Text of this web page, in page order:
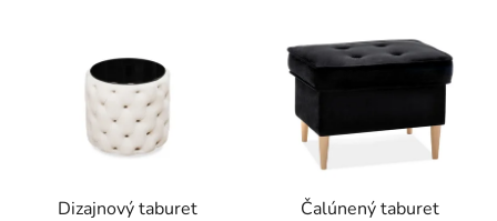
Dizajnový taburet
Čalúnený taburet